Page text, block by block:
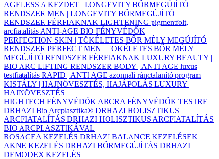
AGELESS A KEZDET | LONGEVITY BŐRMEGÚJÍTÓ
RENDSZER MEN | LONGEVITY BŐRMEGÚJÍTÓ
RENDSZER FÉRFIAKNAK LIGHTENING pigmentfolt,
arcfiatalítás ANTI-AGE BIO FÉNYVÉDŐK
PERFECTION SKIN | TÖKÉLETES BŐR MÉLY MEGÚJÍTÓ
RENDSZER PERFECT MEN | TÖKÉLETES BŐR MÉLY
MEGÚJÍTÓ RENDSZER FÉRFIAKNAK LUXURY BEAUTY |
BIO ARC LIFTING RENDSZER BODY | ANTI AGE luxus
testfiatalítás RAPID | ANTI AGE azonnali ránctalanító program
KISTÁLY | HAJNÖVESZTÉS, HAJÁPOLÁS LUXURY |
HAJNÖVESZTÉS
HIGHTECH FÉNYVÉDŐK ARCRA FÉNYVÉDŐK TESTRE
DRHAZI Bio Arcplasztika® DRHAZI HOLISZTIKUS
ARCFIATALÍTÁS DRHAZI HOLISZTIKUS ARCFIATALÍTÁS
BIO ARCPLASZTIKÁVAL
ROSACEA KEZELÉS DRHAZI BALANCE KEZELÉSEK
AKNE KEZELÉS DRHAZI BŐRMEGÚJÍTÁS DRHAZI
DEMODEX KEZELÉS